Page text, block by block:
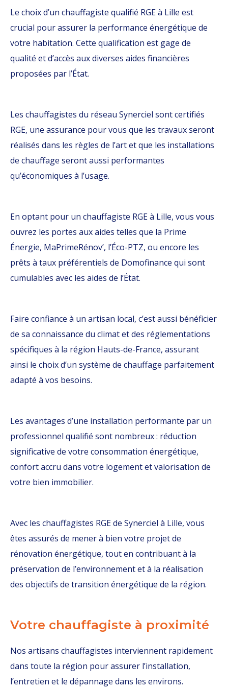
Le choix d’un chauffagiste qualifié RGE à Lille est
crucial pour assurer la performance énergétique de
votre habitation. Cette qualification est gage de
qualité et d’accès aux diverses aides financières
proposées par l’État.
Les chauffagistes du réseau Synerciel sont certifiés
RGE, une assurance pour vous que les travaux seront
réalisés dans les règles de l’art et que les installations
de chauffage seront aussi performantes
qu’économiques à l’usage.
En optant pour un chauffagiste RGE à Lille, vous vous
ouvrez les portes aux aides telles que la Prime
Énergie, MaPrimeRénov’, l’Éco-PTZ, ou encore les
prêts à taux préférentiels de Domofinance qui sont
cumulables avec les aides de l’État.
Faire confiance à un artisan local, c’est aussi bénéficier
de sa connaissance du climat et des réglementations
spécifiques à la région Hauts-de-France, assurant
ainsi le choix d’un système de chauffage parfaitement
adapté à vos besoins.
Les avantages d’une installation performante par un
professionnel qualifié sont nombreux : réduction
significative de votre consommation énergétique,
confort accru dans votre logement et valorisation de
votre bien immobilier.
Avec les chauffagistes RGE de Synerciel à Lille, vous
êtes assurés de mener à bien votre projet de
rénovation énergétique, tout en contribuant à la
préservation de l’environnement et à la réalisation
des objectifs de transition énergétique de la région.
Votre chauffagiste à proximité
Nos artisans chauffagistes interviennent rapidement
dans toute la région pour assurer l’installation,
l’entretien et le dépannage dans les environs.